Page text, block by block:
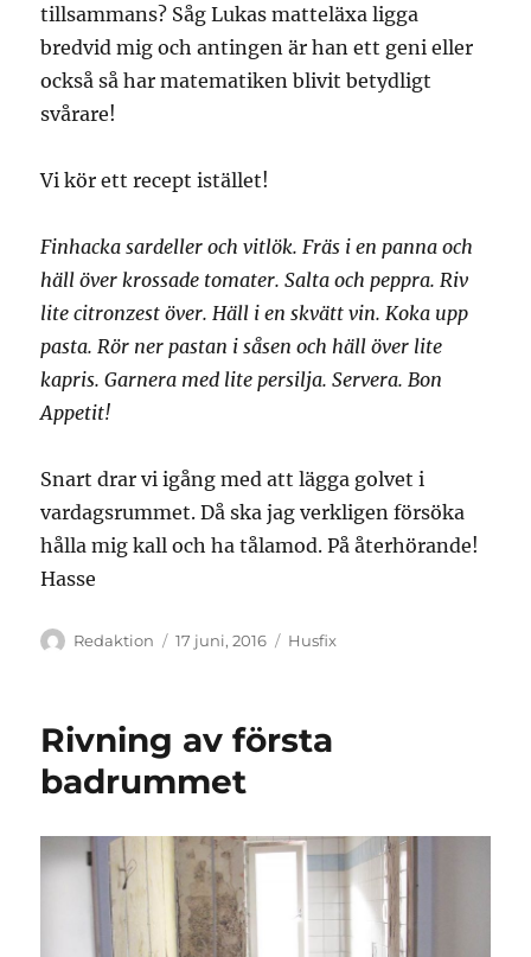
tillsammans? Såg Lukas matteläxa ligga
bredvid mig och antingen är han ett geni eller
också så har matematiken blivit betydligt
svårare!
Vi kör ett recept istället!
Finhacka sardeller och vitlök. Fräs i en panna och
häll över krossade tomater. Salta och peppra. Riv
lite citronzest över. Häll i en skvätt vin. Koka upp
pasta. Rör ner pastan i såsen och häll över lite
kapris. Garnera med lite persilja. Servera. Bon
Appetit!
Snart drar vi igång med att lägga golvet i
vardagsrummet. Då ska jag verkligen försöka
hålla mig kall och ha tålamod. På återhörande!
Hasse
Författare
Redaktion
Publicerat
17 juni, 2016 Kategorier
Husfix
Rivning av första
badrummet